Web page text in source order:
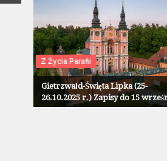
Z Życia Parafii
Gietrzwałd-Święta Lipka (25-
26.10.2025 r.) Zapisy do 15